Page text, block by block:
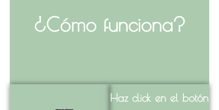
¿Cómo funciona?
Haz click en el botón